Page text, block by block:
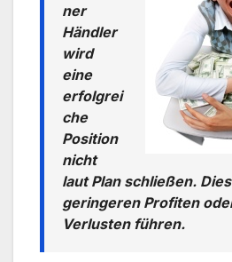
ner
Händler
wird
eine
erfolgrei
che
Position
nicht
laut Plan schließen.
geringeren Profiten
Verlusten führen.